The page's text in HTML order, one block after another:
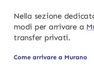
Nella sezione
modi per arrivare a
transfer privati.
Come arrivare a Murano